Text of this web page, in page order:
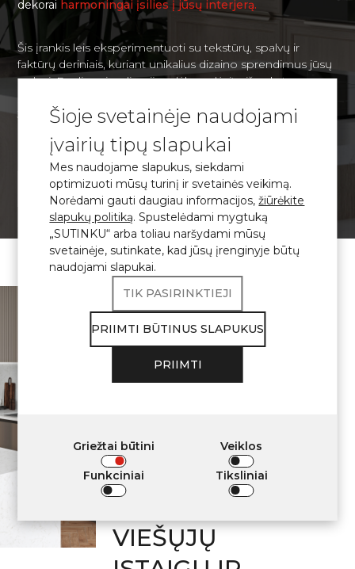
dekorai harmoningai įsilies į jūsų interjerą.
Šis įrankis leis eksperimentuoti su tekstūrų, spalvų ir
faktūrų deriniais, kuriant unikalius dizaino sprendimus jūsų
erdvei. Realios vizualizacijos dėka galėsite iš anksto
Jūsų interjero kontekste, ir priimti pagrįstą sprendimą dėl
VIZUALIZAVIMAS
\ Sertifikuotaskvarco akmuo
Avant Quartz
gaminiai atitinka
KELIAMUS
NAUDOTI
GYVENAMŲJŲ
PATALPŲ,
VIEŠŲJŲ
Šioje svetainėje naudojami
įvairių tipų slapukai
Mes naudojame slapukus, siekdami
optimizuoti mūsų turinį ir svetainės veikimą.
Norėdami gauti daugiau informacijos,žiūrėkite
slapukų politiką. Spustelėdami mygtuką
„SUTINKU“ arba toliau naršydami mūsų
svetainėje, sutinkate, kad jūsų įrenginyje būtų
naudojami slapukai.
TIK PASIRINKTIEJI
PRIIMTI BŪTINUS SLAPUKUS
PRIIMTI
Griežtai būtini Veiklos
Funkciniai Tiksliniai